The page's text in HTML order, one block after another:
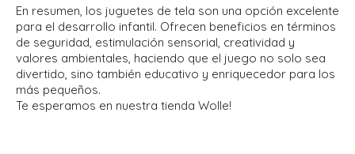
En resumen, los juguetes de tela son una opción excelente
para el desarrollo infantil. Ofrecen beneficios en términos
de seguridad, estimulación sensorial, creatividad y
valores ambientales, haciendo que el juego no solo sea
divertido, sino también educativo y enriquecedor para los
más pequeños.
Te esperamos en nuestra tienda Wolle!